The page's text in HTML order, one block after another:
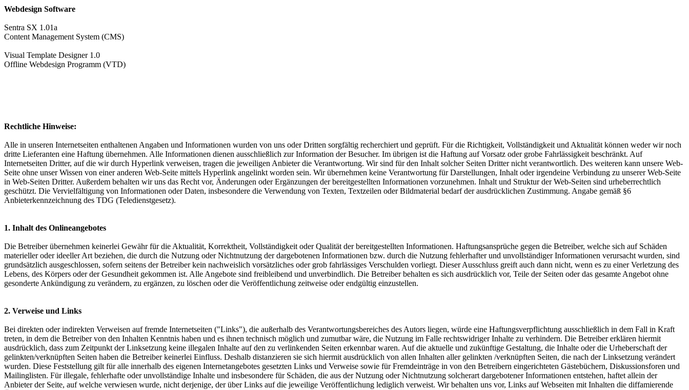
Webdesign Software
Sentra SX 1.01a
Content Management System (CMS)
Visual Template Designer 1.0
Offline Webdesign Programm (VTD)
Rechtliche Hinweise:
Alle in unseren Internetseiten enthaltenen Angaben und Informationen wurden von uns oder Dritten sorgfältig recherchiert und geprüft. Für die Richtigkeit, Vollständigkeit und Aktualität können weder wir noch
dritte Lieferanten eine Haftung übernehmen. Alle Informationen dienen ausschließlich zur Information der Besucher. Im übrigen ist die Haftung auf Vorsatz oder grobe Fahrlässigkeit beschränkt. Auf
Internetseiten Dritter, auf die wir durch Hyperlink verweisen, tragen die jeweiligen Anbieter die Verantwortung. Wir sind für den Inhalt solcher Seiten Dritter nicht verantwortlich. Des weiteren kann unsere Web-
Seite ohne unser Wissen von einer anderen Web-Seite mittels Hyperlink angelinkt worden sein. Wir übernehmen keine Verantwortung für Darstellungen, Inhalt oder irgendeine Verbindung zu unserer Web-Seite
in Web-Seiten Dritter. Außerdem behalten wir uns das Recht vor, Änderungen oder Ergänzungen der bereitgestellten Informationen vorzunehmen. Inhalt und Struktur der Web-Seiten sind urheberrechtlich
geschützt. Die Vervielfältigung von Informationen oder Daten, insbesondere die Verwendung von Texten, Textzeilen oder Bildmaterial bedarf der ausdrücklichen Zustimmung. Angabe gemäß §6
Anbieterkennzeichnung des TDG (Teledienstgesetz).
1. Inhalt des Onlineangebotes
Die Betreiber übernehmen keinerlei Gewähr für die Aktualität, Korrektheit, Vollständigkeit oder Qualität der bereitgestellten Informationen. Haftungsansprüche gegen die Betreiber, welche sich auf Schäden
materieller oder ideeller Art beziehen, die durch die Nutzung oder Nichtnutzung der dargebotenen Informationen bzw. durch die Nutzung fehlerhafter und unvollständiger Informationen verursacht wurden, sind
grundsätzlich ausgeschlossen, sofern seitens der Betreiber kein nachweislich vorsätzliches oder grob fahrlässiges Verschulden vorliegt. Dieser Ausschluss greift auch dann nicht, wenn es zu einer Verletzung des
Lebens, des Körpers oder der Gesundheit gekommen ist. Alle Angebote sind freibleibend und unverbindlich. Die Betreiber behalten es sich ausdrücklich vor, Teile der Seiten oder das gesamte Angebot ohne
gesonderte Ankündigung zu verändern, zu ergänzen, zu löschen oder die Veröffentlichung zeitweise oder endgültig einzustellen.
2. Verweise und Links
Bei direkten oder indirekten Verweisen auf fremde Internetseiten ("Links"), die außerhalb des Verantwortungsbereiches des Autors liegen, würde eine Haftungsverpflichtung ausschließlich in dem Fall in Kraft
treten, in dem die Betreiber von den Inhalten Kenntnis haben und es ihnen technisch möglich und zumutbar wäre, die Nutzung im Falle rechtswidriger Inhalte zu verhindern. Die Betreiber erklären hiermit
ausdrücklich, dass zum Zeitpunkt der Linksetzung keine illegalen Inhalte auf den zu verlinkenden Seiten erkennbar waren. Auf die aktuelle und zukünftige Gestaltung, die Inhalte oder die Urheberschaft der
gelinkten/verknüpften Seiten haben die Betreiber keinerlei Einfluss. Deshalb distanzieren sie sich hiermit ausdrücklich von allen Inhalten aller gelinkten /verknüpften Seiten, die nach der Linksetzung verändert
wurden. Diese Feststellung gilt für alle innerhalb des eigenen Internetangebotes gesetzten Links und Verweise sowie für Fremdeinträge in von den Betreibern eingerichteten Gästebüchern, Diskussionsforen und
Mailinglisten. Für illegale, fehlerhafte oder unvollständige Inhalte und insbesondere für Schäden, die aus der Nutzung oder Nichtnutzung solcherart dargebotener Informationen entstehen, haftet allein der
Anbieter der Seite, auf welche verwiesen wurde, nicht derjenige, der über Links auf die jeweilige Veröffentlichung lediglich verweist. Wir behalten uns vor, Links auf Webseiten mit Inhalten die diffamierende